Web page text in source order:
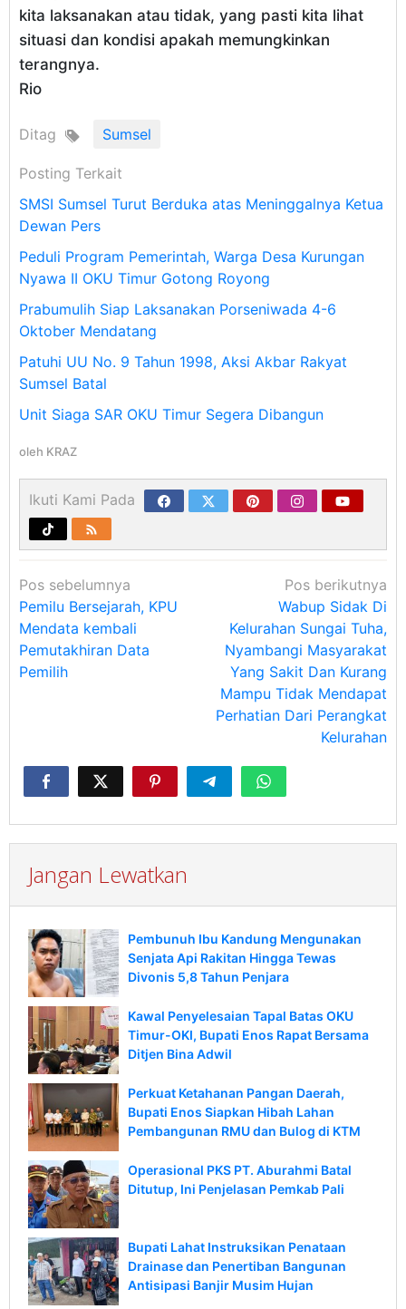
kita laksanakan atau tidak, yang pasti kita lihat
situasi dan kondisi apakah memungkinkan
terangnya.
Rio
Ditag Sumsel
Posting Terkait
SMSI Sumsel Turut Berduka atas Meninggalnya Ketua
Dewan Pers
Peduli Program Pemerintah, Warga Desa Kurungan
Nyawa II OKU Timur Gotong Royong
Prabumulih Siap Laksanakan Porseniwada 4-6
Oktober Mendatang
Patuhi UU No. 9 Tahun 1998, Aksi Akbar Rakyat
Sumsel Batal
Unit Siaga SAR OKU Timur Segera Dibangun
oleh KRAZ
Ikuti Kami Pada
Navigasi
pos
Pos sebelumnya
Pemilu Bersejarah, KPU
Mendata kembali
Pemutakhiran Data
Pemilih
Pos berikutnya
Wabup Sidak Di
Kelurahan Sungai Tuha,
Nyambangi Masyarakat
Yang Sakit Dan Kurang
Mampu Tidak Mendapat
Perhatian Dari Perangkat
Kelurahan
Jangan Lewatkan
Pembunuh Ibu Kandung Mengunakan
Senjata Api Rakitan Hingga Tewas
Divonis 5,8 Tahun Penjara
Kawal Penyelesaian Tapal Batas OKU
Timur-OKI, Bupati Enos Rapat Bersama
Ditjen Bina Adwil
Perkuat Ketahanan Pangan Daerah,
Bupati Enos Siapkan Hibah Lahan
Pembangunan RMU dan Bulog di KTM
Operasional PKS PT. Aburahmi Batal
Ditutup, Ini Penjelasan Pemkab Pali
Bupati Lahat Instruksikan Penataan
Drainase dan Penertiban Bangunan
Antisipasi Banjir Musim Hujan